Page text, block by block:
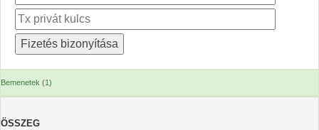
Bemenetek (1)
ÖSSZEG